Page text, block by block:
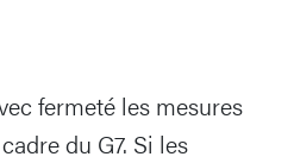
fermeté les mesures
du G7. Si les